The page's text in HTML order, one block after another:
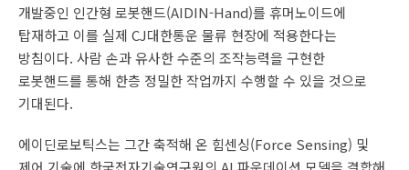
개발중인 인간형 로봇핸드(AIDIN-Hand)를 휴머노이드에
탑재하고 이를 실제 CJ대한통운 물류 현장에 적용한다는
방침이다. 사람 손과 유사한 수준의 조작능력을 구현한
로봇핸드를 통해 한층 정밀한 작업까지 수행할 수 있을 것으로
기대된다.
에이딘로보틱스는 그간 축적해 온 힘센싱(Force Sensing) 및